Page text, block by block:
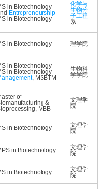
in Biotechnology
Entrepreneurship
in Biotechnology
化学与
生物分
子工程
系
in Biotechnology 理学院
in Biotechnology
in Biotechnology
, MSBTM
生物科
学学院
of
&
MBB
文理学
院
in Biotechnology
文理学
院
in Biotechnology
文理学
院
in Biotechnology
文理学
院